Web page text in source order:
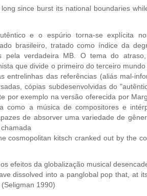
long since burst its national boundaries
e o espúrio torna-se explícita
brasileiro, tratado como índice da
pela verdadeira MB. O tema do
que divide o primeiro do terceiro
entrelinhas das referências (aliás mal-
cópias subdesenvolvidas do
por exemplo na versão oferecida por
como a música de compositores e
de absorver uma variedade de
cosmopolitan kitsch cranked out by the
efeitos da globalização musical
dissolved into a panglobal pop that, at
1990)